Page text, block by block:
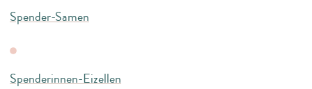
Spender-Samen
Spenderinnen-Eizellen